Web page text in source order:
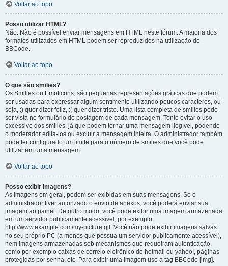
Voltar ao topo
Posso utilizar HTML?
Não. Não é possível enviar mensagens em HTML neste fórum. A maioria dos
formatos utilizados em HTML podem ser reproduzidos na utilização de
BBCode.
Voltar ao topo
O que são smilies?
Os Smilies ou Emoticons, são pequenas representações gráficas que podem
ser usadas para expressar algum sentimento utilizando poucos caracteres, ou
seja, :) quer dizer feliz, :( quer dizer triste. Uma lista completa de smilies pode
ser vista no formulário de postagem de cada mensagem. Tente evitar o uso
excessivo dos smilies, já que podem tornar uma mensagem ilegível, podendo
o moderador edita-los ou excluir a mensagem inteira. O administrador também
pode ter configurado um limite para o número de smilies que você pode
utilizar em uma mensagem.
Voltar ao topo
Posso exibir imagens?
As imagens em geral, podem ser exibidas em suas mensagens. Se o
administrador tiver autorizado o envio de anexos, você poderá enviar sua
imagem ao painel. De outro modo, você pode exibir uma imagem armazenada
em um servidor publicamente acessível, por exemplo
http://www.example.com/my-picture.gif. Você não pode exibir imagens salvas
no seu próprio PC (a menos que possua um servidor publicamente acessível),
nem imagens armazenadas sob mecanismos que requeiram autenticação,
como por exemplo caixas de correio eletrônico do hotmail ou yahoo!, páginas
protegidas por senha, etc. Para exibir uma imagem use a tag BBCode [img].